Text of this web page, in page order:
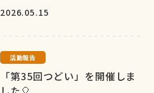
2026.05.15
活動報告
「第35回つどい」を開催しま